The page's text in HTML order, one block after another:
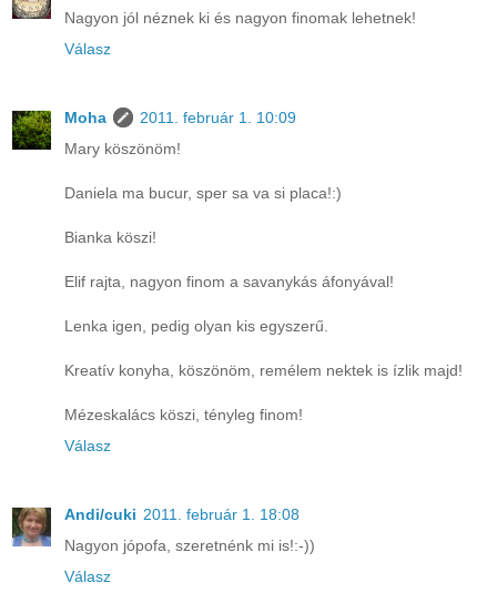
Nagyon jól néznek ki és nagyon finomak lehetnek!
Válasz
Moha
2011. február 1. 10:09
Mary köszönöm!
Daniela ma bucur, sper sa va si placa!:)
Bianka köszi!
Elif rajta, nagyon finom a savanykás áfonyával!
Lenka igen, pedig olyan kis egyszerű.
Kreatív konyha, köszönöm, remélem nektek is ízlik majd!
Mézeskalács köszi, tényleg finom!
Válasz
Andi/cuki 2011. február 1. 18:08
Nagyon jópofa, szeretnénk mi is!:-))
Válasz